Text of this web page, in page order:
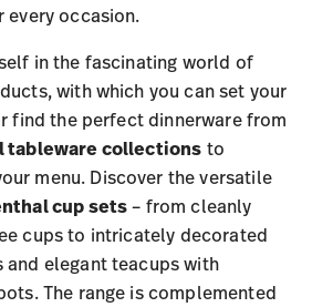
every occasion.
in the fascinating world of
with which you can set your
find the perfect dinnerware from
tableware collections to
menu. Discover the versatile
cup sets– from cleanly
cups to intricately decorated
and elegant teacups with
The range is complemented